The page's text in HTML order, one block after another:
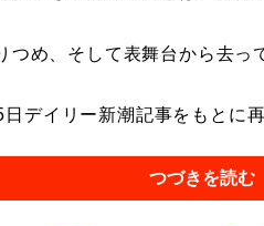
め、そして表舞台から去っ
日デイリー新潮記事をもとに
つづきを読む